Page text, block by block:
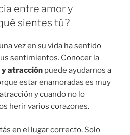
entre amor y
sientes tú?
vez en su vida ha sentido
sentimientos. Conocer la
atracción puede ayudarnos a
estar enamoradas es muy
y cuando no lo
herir varios corazones.
en el lugar correcto. Solo